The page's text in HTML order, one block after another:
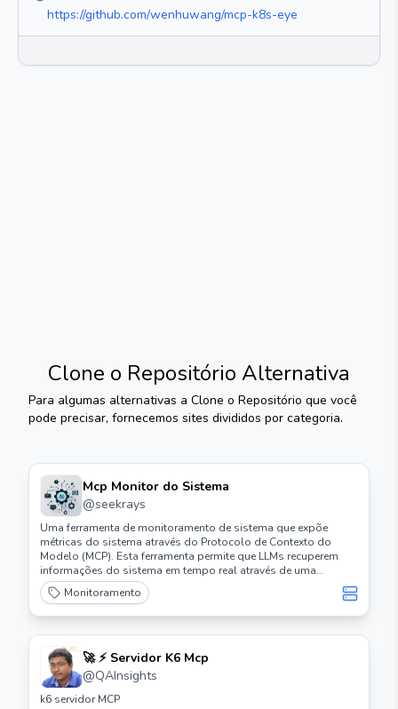
https://github.com/wenhuwang/mcp-k8s-eye
Clone o Repositório Alternativa
Para algumas alternativas a Clone o Repositório que você
pode precisar, fornecemos sites divididos por categoria.
Mcp Monitor do Sistema
@seekrays
Uma ferramenta de monitoramento de sistema que expõe
métricas do sistema através do Protocolo de Contexto do
Modelo (MCP). Esta ferramenta permite que LLMs recuperem
informações do sistema em tempo real através de uma
interface compatível com MCP.
Monitoramento
🚀 ⚡️ Servidor K6 Mcp
@QAInsights
k6 servidor MCP